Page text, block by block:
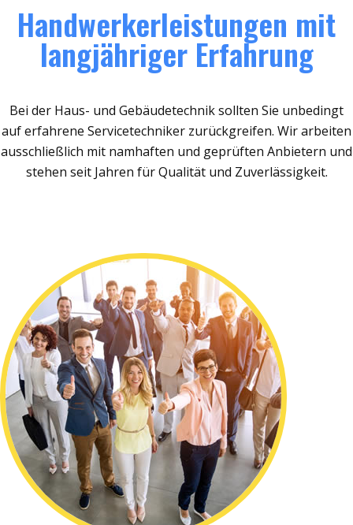
Handwerkerleistungen mit
langjähriger Erfahrung
Bei der Haus- und Gebäudetechnik sollten Sie unbedingt
auf erfahrene Servicetechniker zurückgreifen. Wir arbeiten
ausschließlich mit namhaften und geprüften Anbietern und
stehen seit Jahren für Qualität und Zuverlässigkeit.